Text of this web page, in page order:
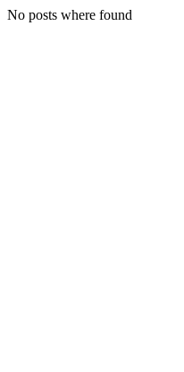
No posts where found